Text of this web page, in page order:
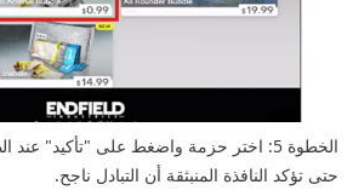
الخطوة 5: اختر حزمة واضغط على "تأكيد"
حتى تؤكد النافذة المنبثقة أن التبادل ناجح.